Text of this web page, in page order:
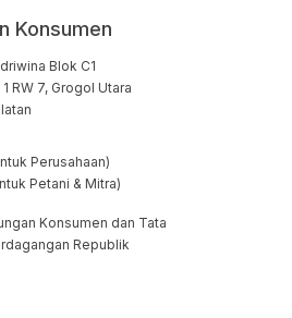
Konsumen
Blok C1
RW 7, Grogol Utara
Perusahaan)
Petani & Mitra)
Konsumen dan Tata
Republik